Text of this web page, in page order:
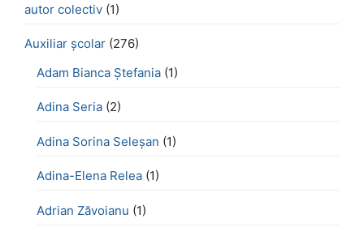
autor colectiv (1)
Auxiliar școlar (276)
Adam Bianca Ștefania (1)
Adina Seria (2)
Adina Sorina Seleșan (1)
Adina-Elena Relea (1)
Adrian Zăvoianu (1)